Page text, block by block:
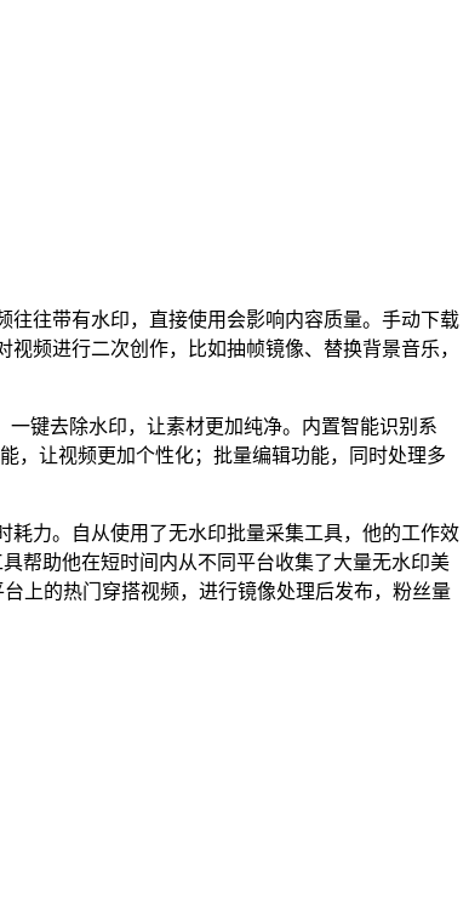
往带有水印，直接使用会影响内容质量。手动下载
频进行二次创作，比如抽帧镜像、替换背景音乐，
键去除水印，让素材更加纯净。内置智能识别系
，让视频更加个性化；批量编辑功能，同时处理多
力。自从使用了无水印批量采集工具，他的工作效
帮助他在短时间内从不同平台收集了大量无水印美
上的热门穿搭视频，进行镜像处理后发布，粉丝量